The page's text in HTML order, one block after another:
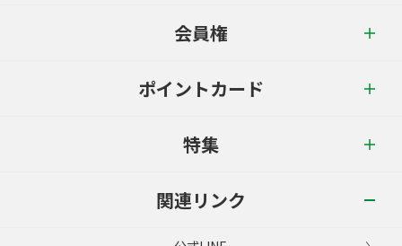
会員権
ポイントカード
特集
関連リンク